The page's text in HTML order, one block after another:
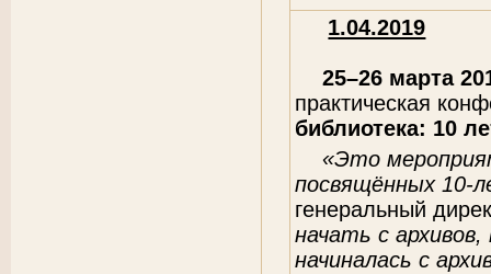
1.04.2019
25–26 марта
практическая
библиотека: 10
«Это
посвящённых 10-
генеральный
начать с
начиналась с